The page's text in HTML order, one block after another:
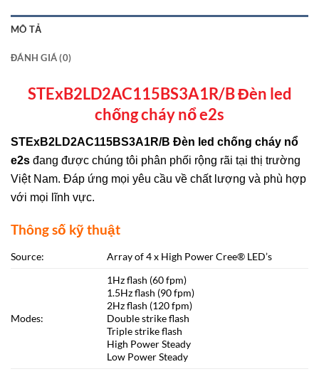
MÔ TẢ
ĐÁNH GIÁ (0)
STExB2LD2AC115BS3A1R/B Đèn led
chống cháy nổ e2s
STExB2LD2AC115BS3A1R/B Đèn led chống cháy nổ
e2s đang được chúng tôi phân phối rộng rãi tại thị trường
Việt Nam. Đáp ứng mọi yêu cầu về chất lượng và phù hợp
với mọi lĩnh vực.
Thông số kỹ thuật
Source: Array of 4 x High Power Cree® LED’s
Modes:
1Hz flash (60 fpm)
1.5Hz flash (90 fpm)
2Hz flash (120 fpm)
Double strike flash
Triple strike flash
High Power Steady
Low Power Steady